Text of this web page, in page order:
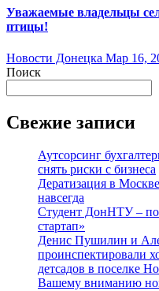
Уважаемые владельцы
птицы!
Новости Донецка Мар 16,
Поиск
Свежие записи
Аутсорсинг
снять риски с бизнеса
Дератизация в
навсегда
Студент ДонНТУ –
стартап»
Денис Пушилин и
проинспектировали
детсадов в поселке
Вашему вниманию